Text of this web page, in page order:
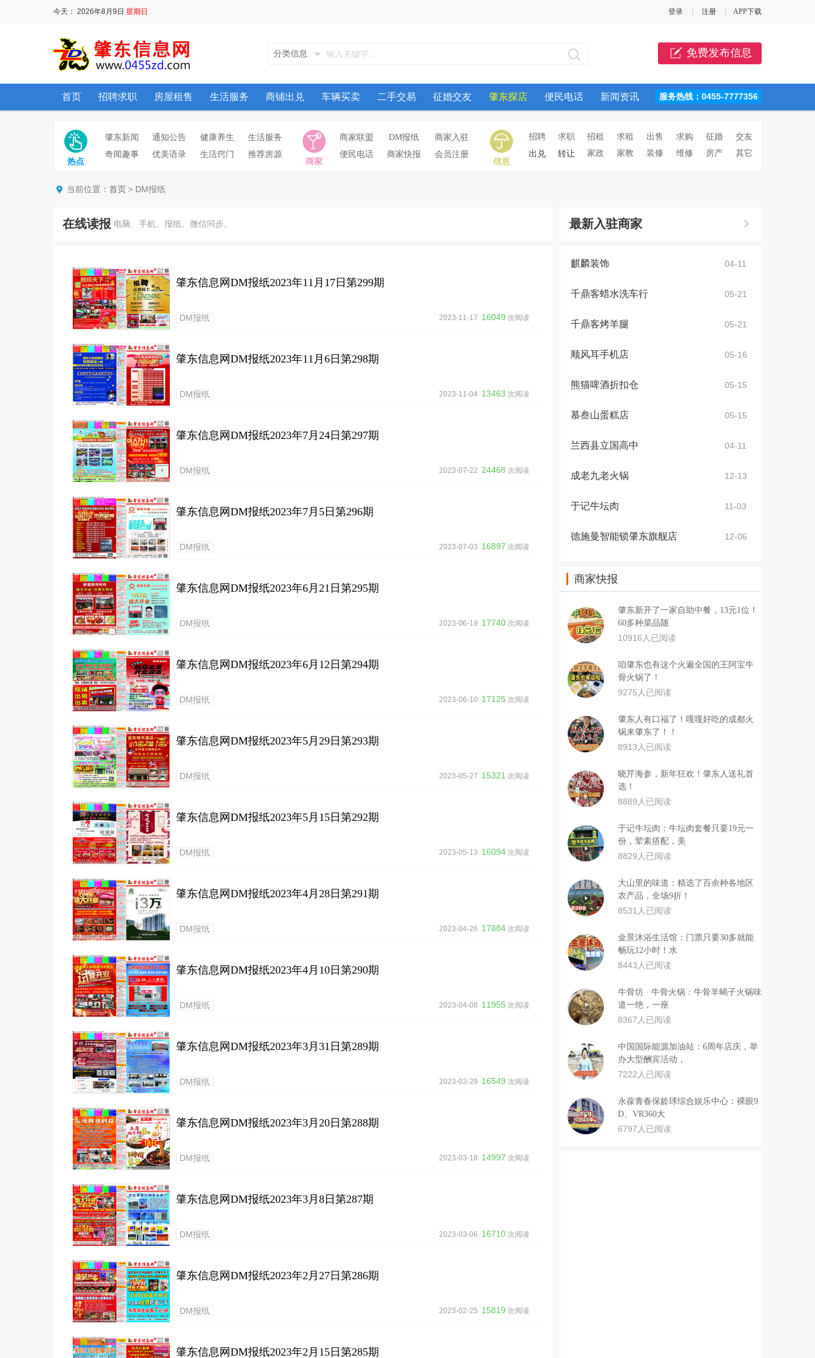
今天： 2026年8月9日 星期日 登录 注册 APP下载
分类信息 免费发布信息
首页 招聘求职 房屋租售 生活服务 商铺出兑 车辆买卖 二手交易 征婚交友 肇东探店 便民电话 新闻资讯 服务热线：0455-7777356
肇东新闻 通知公告 健康养生
生活服务
奇闻趣事
优美语录 生活窍门 推荐房源
商家联盟 DM报纸
商家入驻
便民电话
商家快报 会员注册
招聘 求职 招租 求租 出售 求购 征婚
交友
出兑
转让 家政 家教 装修 维修 房产 其它
热点 商家 信息
当前位置： 首页 > DM报纸
在线读报 电脑、手机、报纸、微信同步。
肇东信息网DM报纸2023年11月17日第299期
DM报纸 2023-11-17 16049 次阅读
肇东信息网DM报纸2023年11月6日第298期
DM报纸 2023-11-04 13463 次阅读
肇东信息网DM报纸2023年7月24日第297期
DM报纸 2023-07-22 24468 次阅读
肇东信息网DM报纸2023年7月5日第296期
DM报纸 2023-07-03 16897 次阅读
肇东信息网DM报纸2023年6月21日第295期
DM报纸 2023-06-19 17740次阅读
肇东信息网DM报纸2023年6月12日第294期
DM报纸 2023-06-10 17125 次阅读
肇东信息网DM报纸2023年5月29日第293期
DM报纸 2023-05-27 15321 次阅读
肇东信息网DM报纸2023年5月15日第292期
DM报纸 2023-05-13 16094次阅读
肇东信息网DM报纸2023年4月28日第291期
DM报纸 2023-04-26 17884次阅读
肇东信息网DM报纸2023年4月10日第290期
DM报纸 2023-04-08 11955 次阅读
肇东信息网DM报纸2023年3月31日第289期
DM报纸 2023-03-29 16549 次阅读
肇东信息网DM报纸2023年3月20日第288期
DM报纸 2023-03-18 14997 次阅读
肇东信息网DM报纸2023年3月8日第287期
DM报纸 2023-03-06 16710次阅读
肇东信息网DM报纸2023年2月27日第286期
DM报纸 2023-02-25 15819 次阅读
肇东信息网DM报纸2023年2月15日第285期
最新入驻商家
麒麟装饰 04-11
千鼎客蜡水洗车行 05-21
千鼎客烤羊腿 05-21
顺风耳手机店 05-16
熊猫啤酒折扣仓 05-15
慕叁山蛋糕店 05-15
兰西县立国高中 04-11
成老九老火锅 12-13
于记牛坛肉 11-03
德施曼智能锁肇东旗舰店 12-06
商家快报
肇东新开了一家自助中餐，13元1位！
60多种菜品随
10916人已阅读
咱肇东也有这个火遍全国的王阿宝牛
骨火锅了！
9275人已阅读
肇东人有口福了！嘎嘎好吃的成都火
锅来肇东了！！
8913人已阅读
晓芹海参，新年狂欢！肇东人送礼首
选！
8889人已阅读
于记牛坛肉：牛坛肉套餐只要19元一
份，荤素搭配，美
8829人已阅读
大山里的味道：精选了百余种各地区
农产品，全场9折！
8531人已阅读
金景沐浴生活馆：门票只要30多就能
畅玩12小时！水
8443人已阅读
牛骨坊 · 牛骨火锅：牛骨羊蝎子火锅味
道一绝，一座
8367人已阅读
中国国际能源加油站：6周年店庆，举
办大型酬宾活动，
7222人已阅读
永葆青春保龄球综合娱乐中心：裸眼9
D、VR360大
6797人已阅读